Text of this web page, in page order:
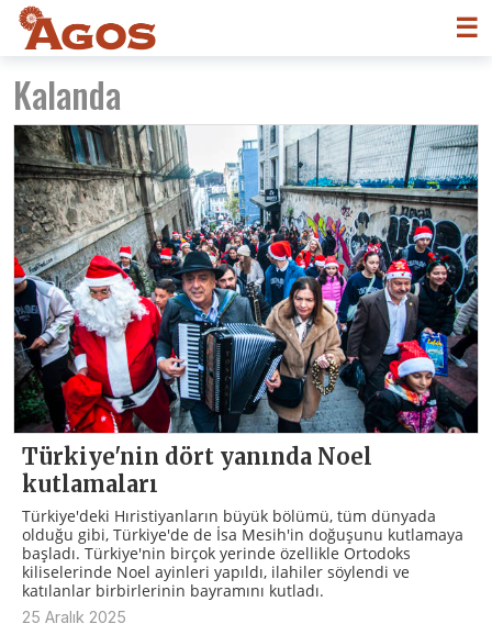
☰
Kalanda
Türkiye'nin dört yanında Noel
kutlamaları
Türkiye'deki Hıristiyanların büyük bölümü, tüm dünyada
olduğu gibi, Türkiye'de de İsa Mesih'in doğuşunu kutlamaya
başladı. Türkiye'nin birçok yerinde özellikle Ortodoks
kiliselerinde Noel ayinleri yapıldı, ilahiler söylendi ve
katılanlar birbirlerinin bayramını kutladı.
25 Aralık 2025